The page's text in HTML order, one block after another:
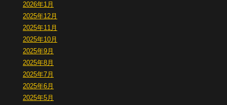
2026年1月
2025年12月
2025年11月
2025年10月
2025年9月
2025年8月
2025年7月
2025年6月
2025年5月